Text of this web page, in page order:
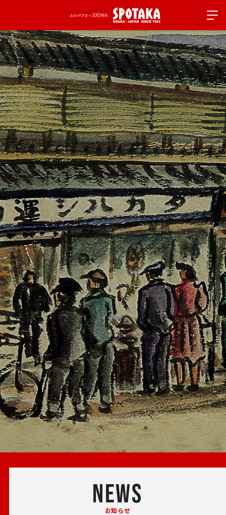
NEWS
お知らせ